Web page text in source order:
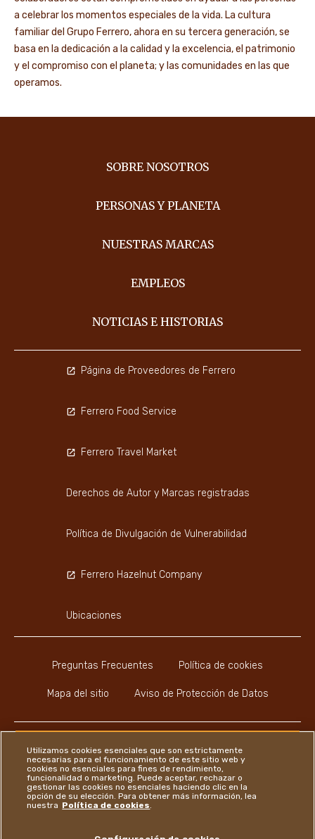
a celebrar los momentos especiales de la vida. La cultura
familiar del Grupo Ferrero, ahora en su tercera generación, se
basa en la dedicación a la calidad y la excelencia, el patrimonio
y el compromiso con el planeta; y las comunidades en las que
operamos.
SOBRE NOSOTROS
PERSONAS Y PLANETA
NUESTRAS MARCAS
EMPLEOS
NOTICIAS E HISTORIAS
Preguntas Frecuentes Política de cookies
Mapa del sitio Aviso de Protección de Datos
Página de Proveedores de Ferrero
Ferrero Food Service
Ferrero Travel Market
Derechos de Autor y Marcas registradas
Política de Divulgación de Vulnerabilidad
Ferrero Hazelnut Company
Ubicaciones
Instagram
LinkedIn
Facebook
Utilizamos cookies esenciales que son estrictamente
necesarias para el funcionamiento de este sitio web y
cookies no esenciales para fines de rendimiento,
funcionalidad o marketing. Puede aceptar, rechazar o
gestionar las cookies no esenciales haciendo clic en la
opción de su elección. Para obtener más información, lea
nuestra Política de cookies.